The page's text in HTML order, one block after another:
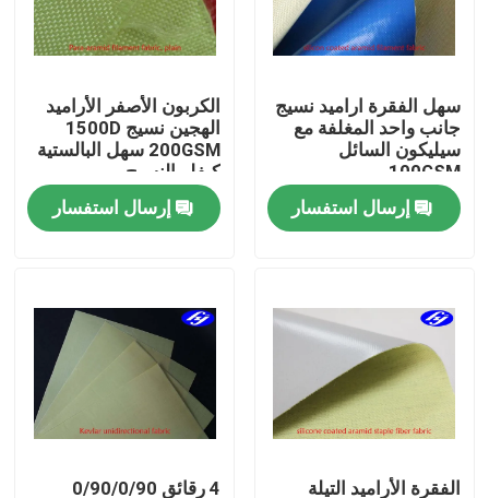
منزل
أشرطة فيديو
حول بنا
سهل الفقرة اراميد نسيج
جانب واحد المغلفة مع
سيليكون السائل
100GSM
إرسال استفسار
الكربون الأصفر الأراميد
الهجين نسيج 1500D
200GSM سهل البالستية
كيفلر النسيج
إرسال استفسار
الفقرة الأراميد التيلة
4 رقائق 0/90/0/90